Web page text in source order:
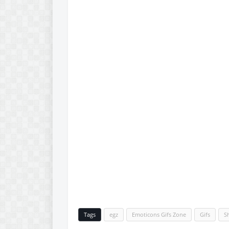
Tags egz Emoticons Gifs Zone Gifs